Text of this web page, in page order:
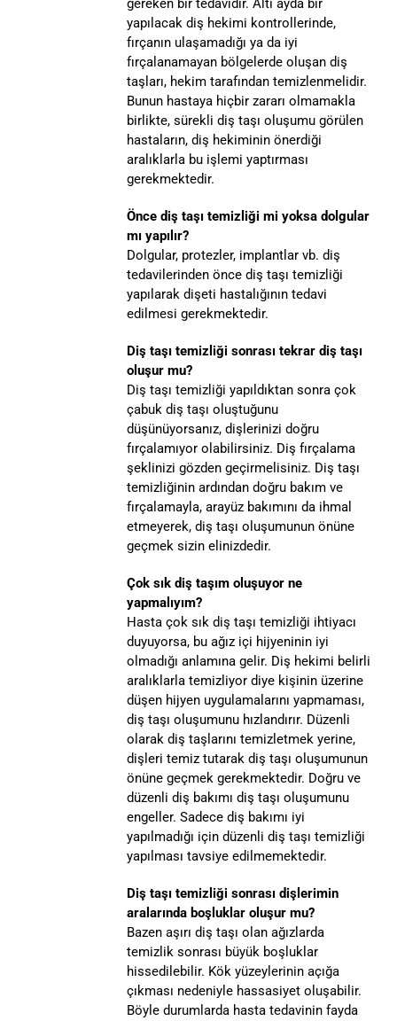
gereken bir tedavidir. Altı ayda bir
yapılacak diş hekimi kontrollerinde,
fırçanın ulaşamadığı ya da iyi
fırçalanamayan bölgelerde oluşan diş
taşları, hekim tarafından temizlenmelidir.
Bunun hastaya hiçbir zararı olmamakla
birlikte, sürekli diş taşı oluşumu görülen
hastaların, diş hekiminin önerdiği
aralıklarla bu işlemi yaptırması
gerekmektedir.
Önce diş taşı temizliği mi yoksa dolgular
mı yapılır?
Dolgular, protezler, implantlar vb. diş
tedavilerinden önce diş taşı temizliği
yapılarak dişeti hastalığının tedavi
edilmesi gerekmektedir.
Diş taşı temizliği sonrası tekrar diş taşı
oluşur mu?
Diş taşı temizliği yapıldıktan sonra çok
çabuk diş taşı oluştuğunu
düşünüyorsanız, dişlerinizi doğru
fırçalamıyor olabilirsiniz. Diş fırçalama
şeklinizi gözden geçirmelisiniz. Diş taşı
temizliğinin ardından doğru bakım ve
fırçalamayla, arayüz bakımını da ihmal
etmeyerek, diş taşı oluşumunun önüne
geçmek sizin elinizdedir.
Çok sık diş taşım oluşuyor ne
yapmalıyım?
Hasta çok sık diş taşı temizliği ihtiyacı
duyuyorsa, bu ağız içi hijyeninin iyi
olmadığı anlamına gelir. Diş hekimi belirli
aralıklarla temizliyor diye kişinin üzerine
düşen hijyen uygulamalarını yapmaması,
diş taşı oluşumunu hızlandırır. Düzenli
olarak diş taşlarını temizletmek yerine,
dişleri temiz tutarak diş taşı oluşumunun
önüne geçmek gerekmektedir. Doğru ve
düzenli diş bakımı diş taşı oluşumunu
engeller. Sadece diş bakımı iyi
yapılmadığı için düzenli diş taşı temizliği
yapılması tavsiye edilmemektedir.
Diş taşı temizliği sonrası dişlerimin
aralarında boşluklar oluşur mu?
Bazen aşırı diş taşı olan ağızlarda
temizlik sonrası büyük boşluklar
hissedilebilir. Kök yüzeylerinin açığa
çıkması nedeniyle hassasiyet oluşabilir.
Böyle durumlarda hasta tedavinin fayda